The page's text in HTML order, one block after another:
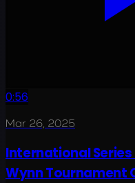
0:56
Mar 26, 2025
International
Wynn Tournament